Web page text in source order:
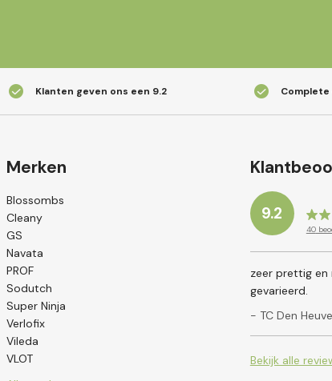
Klanten geven ons een 9.2
Merken
Blossombs
Cleany
GS
Navata
PROF
Sodutch
Super Ninja
Verlofix
Vileda
VLOT
9.2
40
zeer prettig en
gevarieerd.
- TC Den
Bekijk alle